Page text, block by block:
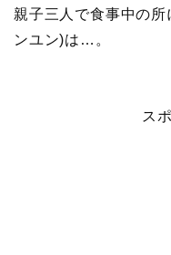
親子三人で食事中の
ンユン)は…。
ス